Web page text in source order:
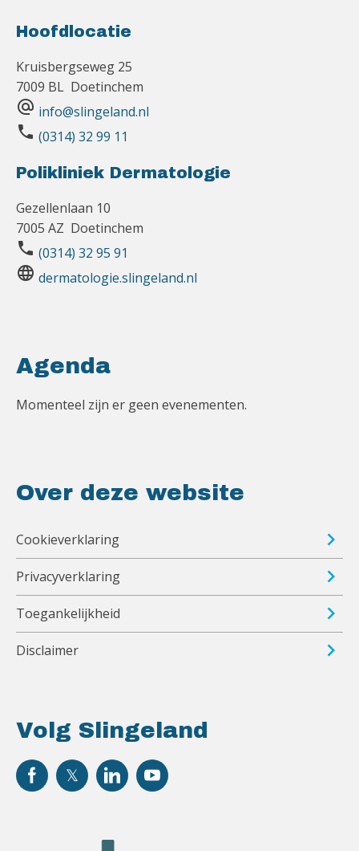
Hoofdlocatie
Kruisbergseweg 25
7009 BL Doetinchem
alternate_email info@slingeland.nl
phone (0314) 32 99 11
Polikliniek Dermatologie
Gezellenlaan 10
7005 AZ Doetinchem
phone (0314) 32 95 91
language dermatologie.slingeland.nl
Volg Slingeland
Agenda
Momenteel zijn er geen evenementen.
Over deze website
Cookieverklaring
Privacyverklaring
Toegankelijkheid
Disclaimer